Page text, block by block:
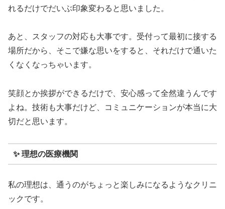
れるだけでだいぶ印象変わると思いました。
あと、スタッフの対応も大事です。受付って最初に接する
場所だから、そこで嫌な思いをすると、それだけで通いた
くなくなっちゃいます。
笑顔とか挨拶ができるだけで、安心感って全然違うんです
よね。技術も大事だけど、コミュニケーションが本当に大
切だと思います。
✨ 理想の医療機関
私の理想は、通うのがちょっと楽しみになるようなクリニ
ックです。